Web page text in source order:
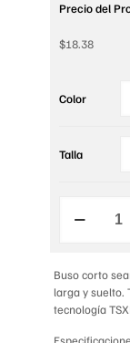
Precio del
$18.38
Color
Talla
MANGA
ALTO
DISEÑO
cantidad
Buso corto
larga y suelto.
tecnología